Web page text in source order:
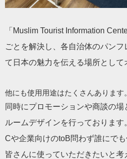
「Muslim Tourist Information
ごとを解決し、各自治体のパン
て日本の魅力を伝える場所として
他にも使用用途はたくさんあります。
同時にプロモーションや商談の
ルームデザインを行っておりま
Cや企業向けのtoB問わず誰にで
皆さんに使っていただきたいと考